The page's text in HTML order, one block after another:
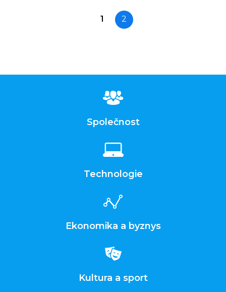
1 2
Společnost
Technologie
Ekonomika a byznys
Kultura a sport